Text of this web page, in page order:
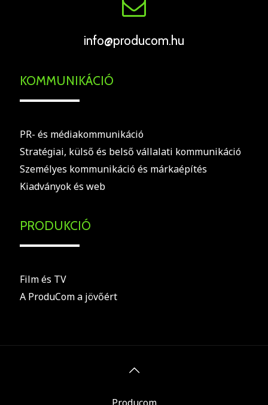
info@producom.hu
KOMMUNIKÁCIÓ
PR- és médiakommunikáció
Stratégiai, külső és belső vállalati kommunikáció
Személyes kommunikáció és márkaépítés
Kiadványok és web
PRODUKCIÓ
Film és TV
A ProduCom a jövőért
Producom